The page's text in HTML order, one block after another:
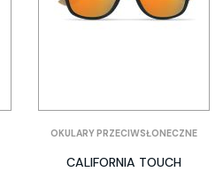
OKULARY PRZECIWSŁONECZNE
CALIFORNIA TOUCH